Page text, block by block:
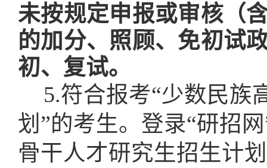
未按规定申报或审核（
的加分、照顾、免初试
初、复试。
5.符合报考“少数民族
划”的考生。登录“研招
骨干人才研究生招生计